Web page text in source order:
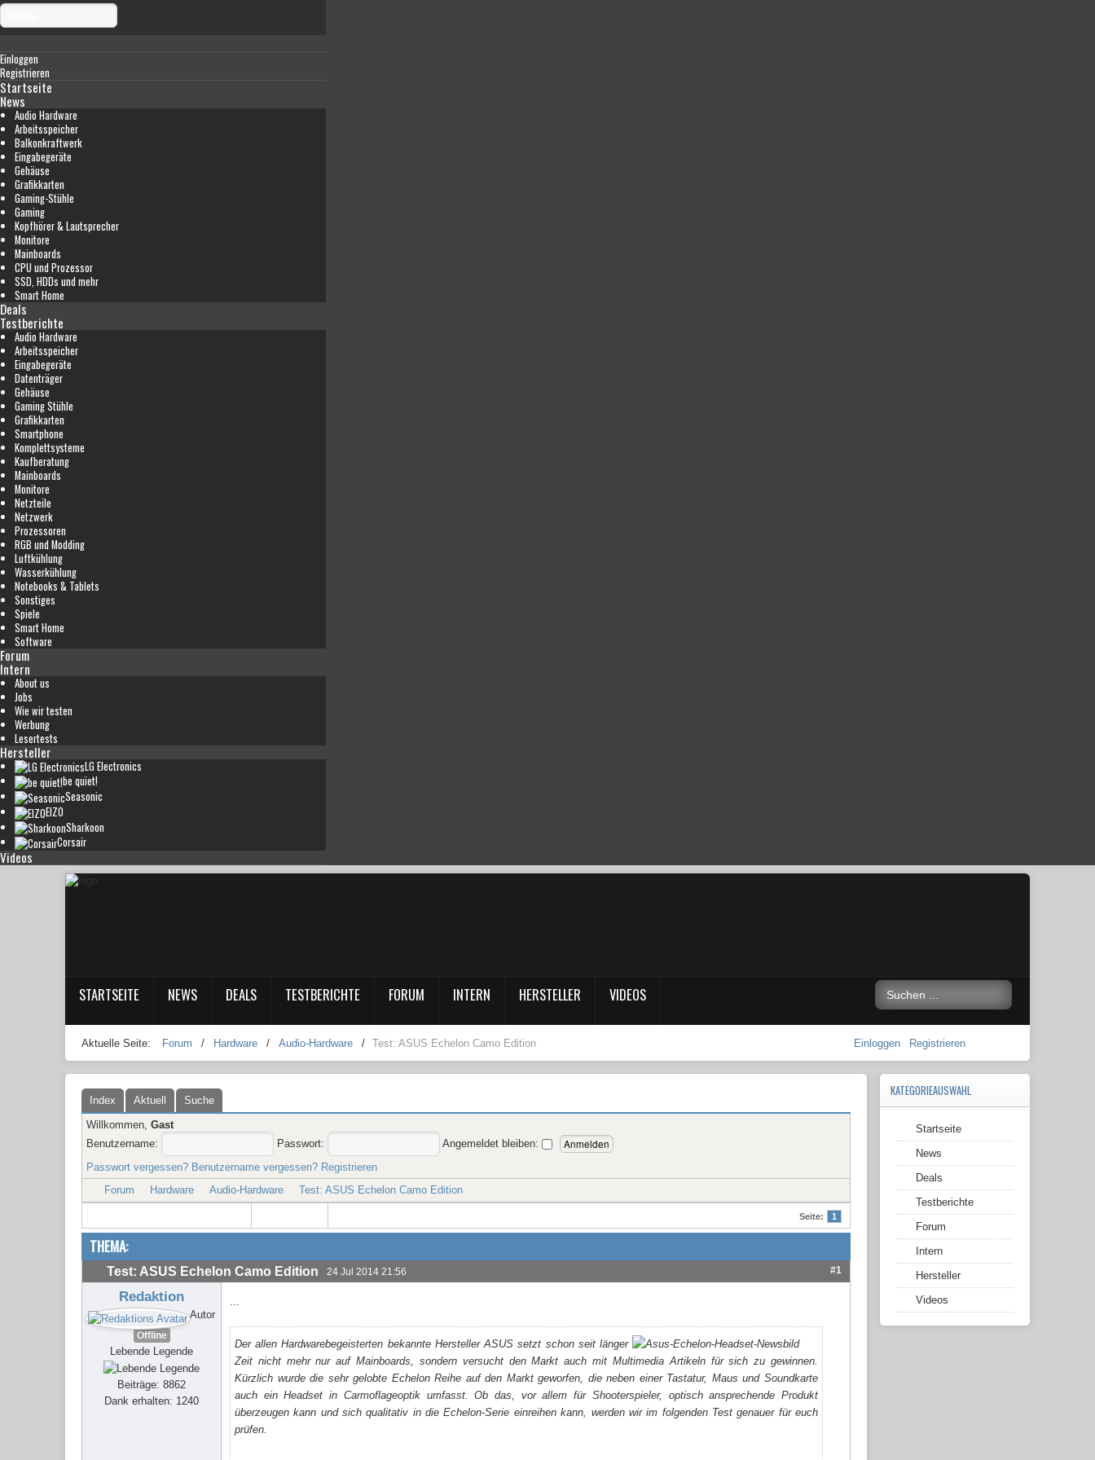
Einloggen
Registrieren
Startseite
News
Audio Hardware
Arbeitsspeicher
Balkonkraftwerk
Eingabegeräte
Gehäuse
Grafikkarten
Gaming-Stühle
Gaming
Kopfhörer & Lautsprecher
Monitore
Mainboards
CPU und Prozessor
SSD, HDDs und mehr
Smart Home
Deals
Testberichte
Audio Hardware
Arbeitsspeicher
Eingabegeräte
Datenträger
Gehäuse
Gaming Stühle
Grafikkarten
Smartphone
Komplettsysteme
Kaufberatung
Mainboards
Monitore
Netzteile
Netzwerk
Prozessoren
RGB und Modding
Luftkühlung
Wasserkühlung
Notebooks & Tablets
Sonstiges
Spiele
Smart Home
Software
Forum
Intern
About us
Jobs
Wie wir testen
Werbung
Lesertests
Hersteller
LG Electronics
be quiet!
Seasonic
EIZO
Sharkoon
Corsair
Videos
STARTSEITE NEWS DEALS TESTBERICHTE FORUM INTERN HERSTELLER VIDEOS
Aktuelle Seite: Forum / Hardware / Audio-Hardware / Test: ASUS Echelon Camo Edition Einloggen Registrieren
Index Aktuell
Suche
Willkommen, Gast
Benutzername:
Passwort:
Angemeldet bleiben:
Passwort vergessen? Benutzername vergessen? Registrieren
Forum
Hardware Audio-Hardware Test: ASUS Echelon Camo Edition
Seite: 1
THEMA:
Test: ASUS Echelon Camo Edition 24 Jul 2014 21:56 #1
Redaktion
Autor
Offline
Lebende Legende
Beiträge: 8862
Dank erhalten: 1240
...
Der allen Hardwarebegeisterten bekannte Hersteller ASUS setzt schon seit länger
Zeit nicht mehr nur auf Mainboards, sondern versucht den Markt auch mit Multimedia Artikeln für sich zu gewinnen.
Kürzlich wurde die sehr gelobte Echelon Reihe auf den Markt geworfen, die neben einer Tastatur, Maus und Soundkarte
auch ein Headset in Carmoflageoptik umfasst. Ob das, vor allem für Shooterspieler, optisch ansprechende Produkt
überzeugen kann und sich qualitativ in die Echelon-Serie einreihen kann, werden wir im folgenden Test genauer für euch
prüfen.
KATEGORIEAUSWAHL
Startseite
News
Deals
Testberichte
Forum
Intern
Hersteller
Videos